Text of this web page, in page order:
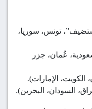
تونس، سوريا،
عُمان، جزر
الكويت، الإمارات).
السودان، البحرين).